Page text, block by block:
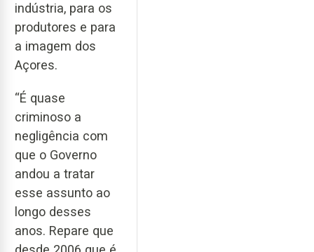
indústria, para os
produtores e para
a imagem dos
Açores.
“É quase
criminoso a
negligência com
que o Governo
andou a tratar
esse assunto ao
longo desses
anos. Repare que